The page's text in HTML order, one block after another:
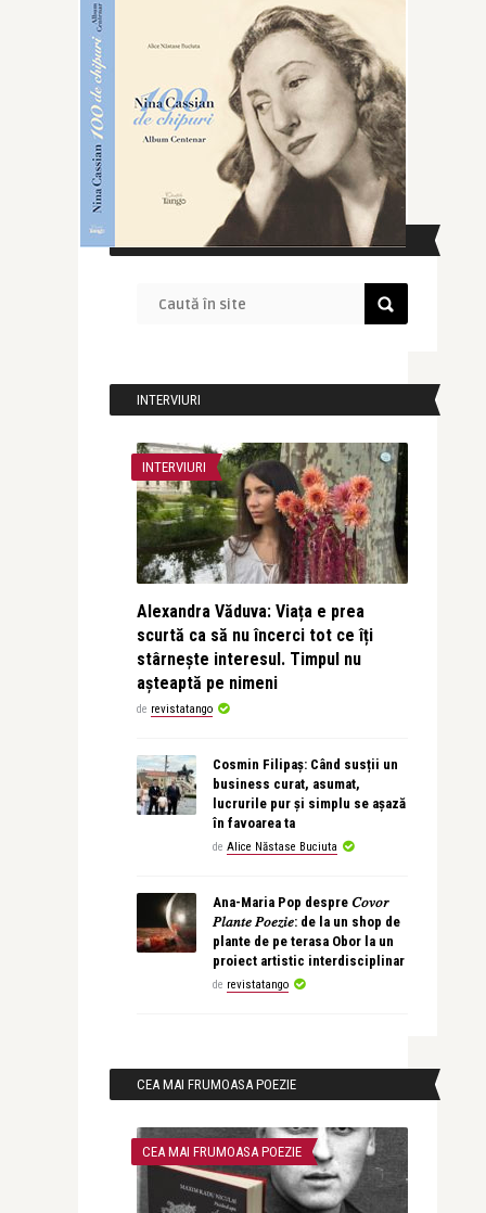
CAUTĂ ÎN SITE
INTERVIURI
INTERVIURI
Alexandra Văduva: Viața e prea
scurtă ca să nu încerci tot ce îți
stârnește interesul. Timpul nu
așteaptă pe nimeni
de revistatango
Cosmin Filipaș: Când susții un
business curat, asumat,
lucrurile pur și simplu se așază
în favoarea ta
de Alice Năstase Buciuta
Ana-Maria Pop despre 𝐶𝑜𝑣𝑜𝑟
𝑃𝑙𝑎𝑛𝑡𝑒 𝑃𝑜𝑒𝑧𝑖𝑒: de la un shop de
plante de pe terasa Obor la un
proiect artistic interdisciplinar
de revistatango
CEA MAI FRUMOASA POEZIE
CEA MAI FRUMOASA POEZIE